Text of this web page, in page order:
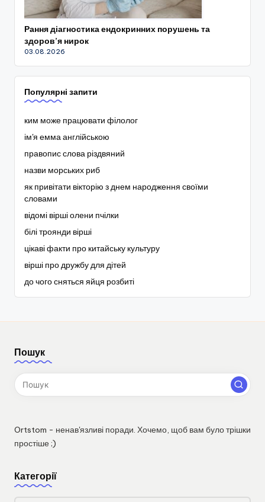
Рання діагностика ендокринних порушень та
здоров’я нирок
03.08.2026
Популярні запити
ким може працювати філолог
ім'я емма англійською
правопис слова різдвяний
назви морських риб
як привітати вікторію з днем народження своїми
словами
відомі вірші олени пчілки
білі троянди вірші
цікаві факти про китайську культуру
вірші про дружбу для дітей
до чого сняться яйця розбиті
Пошук
Ortstom - ненав'язливі поради. Хочемо, щоб вам було трішки
простіше ;)
Категорії